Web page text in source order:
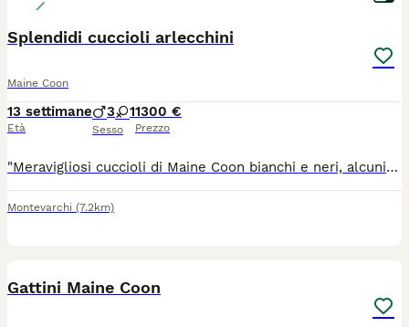
Splendidi cuccioli arlecchini
Maine Coon
13 settimane
Età
3 1
Sesso
1300 €
Prezzo
"Meravigliosi cuccioli di Maine Coon bianchi e neri, alcuni con splendida livrea tabby. Allevati con amore in ambiente familiare, sono sani, dolcissimi e ben socializzati. Crescono con la massima cura e saranno affidati solo a famiglie responsabili, pronte ad amarli per tutta la vita." 🐾
Montevarchi (7.2km)
Gattini Maine Coon